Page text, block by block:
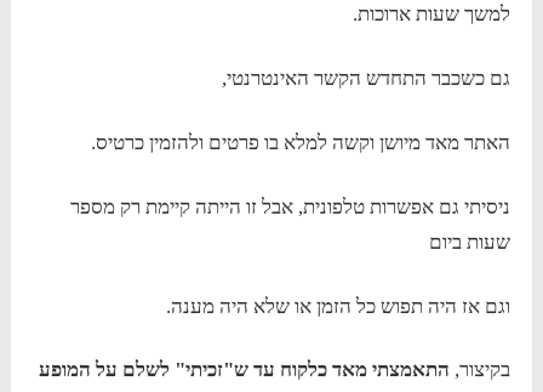
למשך שעות ארוכות.
גם כשכבר התחדש הקשר האינטרנטי,
האתר מאד מיושן וקשה למלא בו פרטים ולהזמין כרטיס.
ניסיתי גם אפשרות טלפונית, אבל זו הייתה קיימת רק מספר
שעות ביום
וגם אז היה תפוש כל הזמן או שלא היה מענה.
בקיצור, התאמצתי מאד כלקוח עד ש"זכיתי" לשלם על המופע